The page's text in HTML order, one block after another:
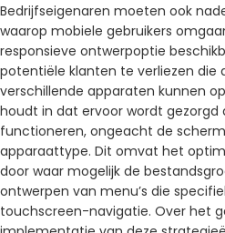
Bedrijfseigenaren moeten ook
waarop mobiele gebruikers
responsieve ontwerpoptie
potentiële klanten te verliezen die
verschillende apparaten kunnen
houdt in dat ervoor wordt
functioneren, ongeacht de
apparaattype. Dit omvat het
door waar mogelijk de
ontwerpen van menu’s die
touchscreen-navigatie. Over het